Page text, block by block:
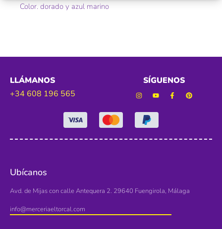
Color. dorado y azul marino
LLÁMANOS
+34 608 196 565
SÍGUENOS
Ubícanos
Avd. de Mijas con calle Antequera 2. 29640 Fuengirola, Málaga
info@merceriaeltorcal.com